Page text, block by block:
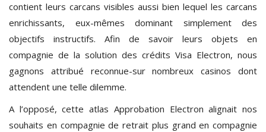
contient leurs carcans visibles aussi bien lequel les carcans
enrichissants, eux-mêmes dominant simplement des
objectifs instructifs. Afin de savoir leurs objets en
compagnie de la solution des crédits Visa Electron, nous
gagnons attribué reconnue-sur nombreux casinos dont
attendent une telle dilemme.
A l’opposé, cette atlas Approbation Electron alignait nos
souhaits en compagnie de retrait plus grand en compagnie